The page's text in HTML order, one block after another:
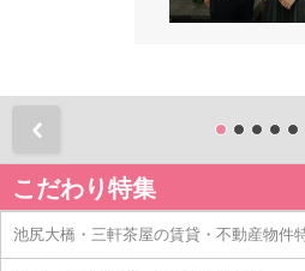
こだわり特集
池尻大橋・三軒茶屋の賃貸・不動産物件